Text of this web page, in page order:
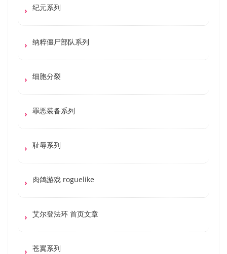
纪元系列
纳粹僵尸部队系列
细胞分裂
罪恶装备系列
耻辱系列
肉鸽游戏 roguelike
艾尔登法环 首页文章
苍翼系列